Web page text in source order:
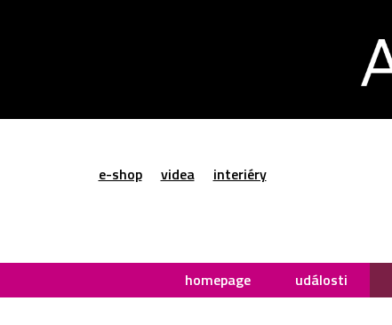
e-shop videa interiéry
homepage události